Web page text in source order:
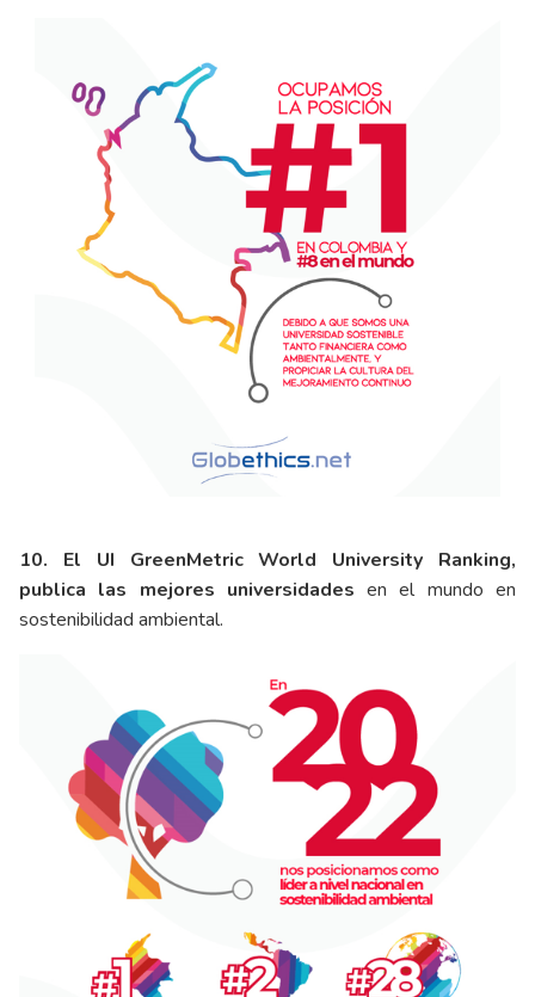
10. El UI GreenMetric World University Ranking,
publica las mejores universidadesen el mundo en
sostenibilidad ambiental.